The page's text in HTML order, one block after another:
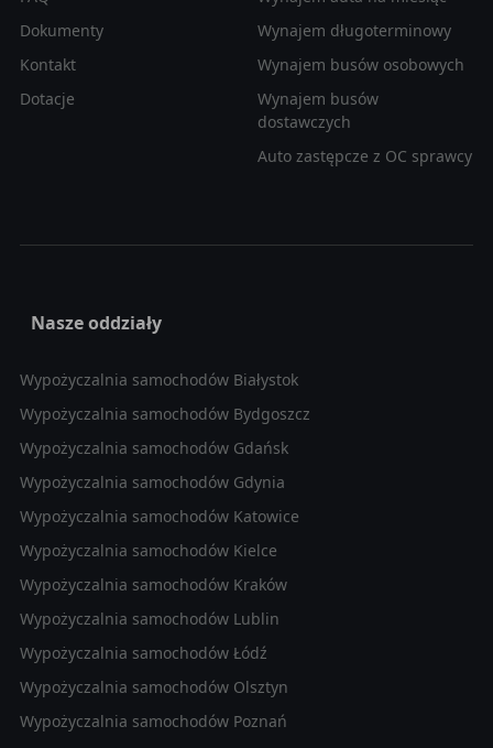
Dokumenty
Kontakt
Dotacje
Wynajem długoterminowy
Wynajem busów osobowych
Wynajem busów
dostawczych
Auto zastępcze z OC sprawcy
Nasze oddziały
Wypożyczalnia samochodów Białystok
Wypożyczalnia samochodów Bydgoszcz
Wypożyczalnia samochodów Gdańsk
Wypożyczalnia samochodów Gdynia
Wypożyczalnia samochodów Katowice
Wypożyczalnia samochodów Kielce
Wypożyczalnia samochodów Kraków
Wypożyczalnia samochodów Lublin
Wypożyczalnia samochodów Łódź
Wypożyczalnia samochodów Olsztyn
Wypożyczalnia samochodów Poznań